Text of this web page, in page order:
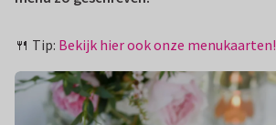
🍴 Tip: Bekijk hier ook onze menukaarten!